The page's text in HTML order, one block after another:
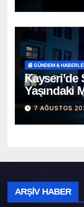
📰 GÜNDEM &
Yaşındaki
Cansız
7 AĞUSTOS
ARŞIV HABER